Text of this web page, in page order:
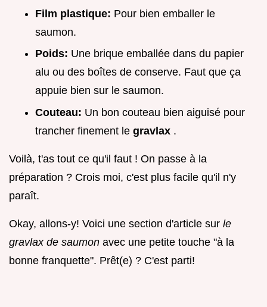
Film plastique: Pour bien emballer le
saumon.
Poids: Une brique emballée dans du papier
alu ou des boîtes de conserve. Faut que ça
appuie bien sur le saumon.
Couteau: Un bon couteau bien aiguisé pour
trancher finement le gravlax .
Voilà, t'as tout ce qu'il faut ! On passe à la
préparation ? Crois moi, c'est plus facile qu'il n'y
paraît.
Okay, allons-y! Voici une section d'article sur le
gravlax de saumon avec une petite touche "à la
bonne franquette". Prêt(e) ? C'est parti!